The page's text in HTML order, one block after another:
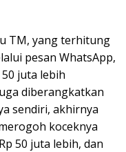
TM, yang terhitung
pesan WhatsApp,
juta lebih
diberangkatkan
sendiri, akhirnya
koceknya
50 juta lebih, dan